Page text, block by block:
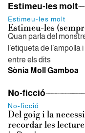
Estimeu-les molt
Estimeu-les molt
Estimeu-les
Quan parla del
l’etiqueta de l’ampolla
entre els dits
Sònia Moll Gamboa
No-ficció
No-ficció
Del goig i la
recordar les